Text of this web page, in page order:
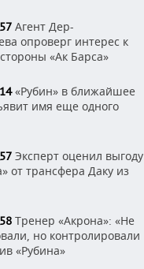
Агент Дер-
опроверг интерес к
«Ак Барса»
«Рубин» в ближайшее
имя еще одного
Эксперт оценил выгоду
от трансфера Даку из
Тренер «Акрона»: «Не
но контролировали
«Рубина»